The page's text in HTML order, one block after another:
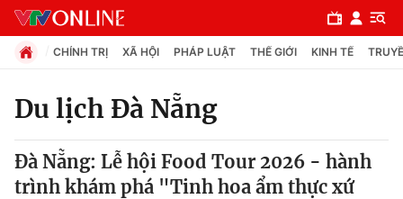
Chuyên mục
Chính trị
CHÍNH TRỊ XÃ HỘI PHÁP LUẬT THẾ GIỚI KINH TẾ
Du lịch Đà Nẵng
Đà Nẵng: Lễ hội Food Tour 2026 - hành
trình khám phá "Tinh hoa ẩm thực xứ